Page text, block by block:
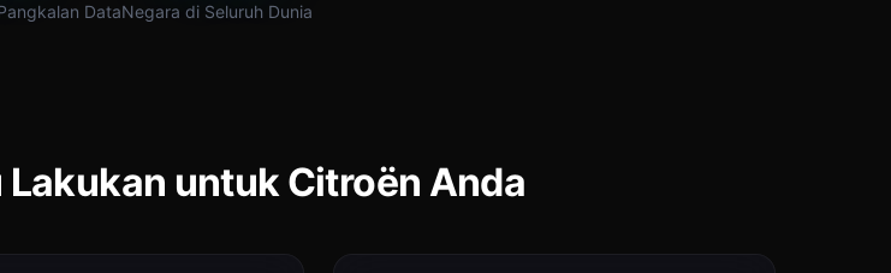
DataNegara di Seluruh Dunia
Lakukan untuk Citroën Anda